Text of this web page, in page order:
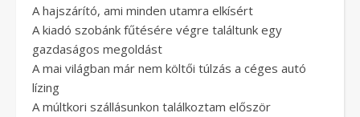
A hajszárító, ami minden utamra elkísért
A kiadó szobánk fűtésére végre találtunk egy
gazdaságos megoldást
A mai világban már nem költői túlzás a céges autó
lízing
A múltkori szállásunkon találkoztam először